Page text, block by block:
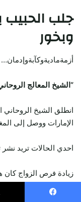
جلب الحبيب
وبخور
“الشيخ المعالج
انطلق الشيخ
الإمارات ووصل إلى
احدي الحالات تريد نشر
زيادة فرص الزواج كان